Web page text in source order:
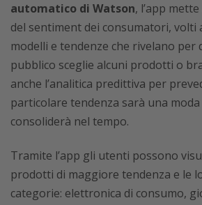
automatico di Watson, l’app
del sentiment dei consumatori, volti
modelli e tendenze che rivelano per
pubblico sceglie alcuni prodotti o
anche l’analitica predittiva per
particolare tendenza sarà una
consoliderà nel tempo.
Tramite l’app gli utenti possono
prodotti di maggiore tendenza e le
categorie: elettronica di consumo,